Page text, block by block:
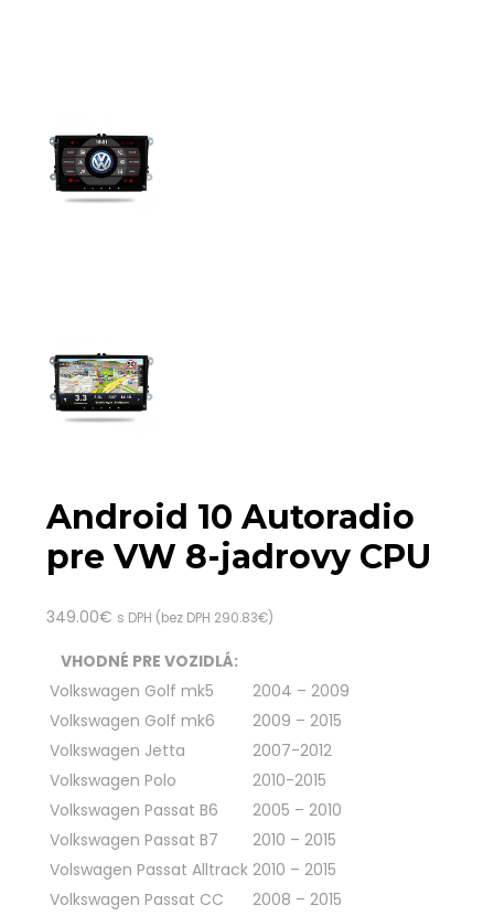
Android 10 Autoradio
pre VW 8-jadrovy CPU
349.00€ s DPH (bez DPH 290.83€)
VHODNÉ PRE VOZIDLÁ:
Volkswagen Golf mk5
2004 – 2009
Volkswagen Golf mk6
2009 – 2015
Volkswagen Jetta
2007-2012
Volkswagen Polo
2010-2015
Volkswagen Passat B6
2005 – 2010
Volkswagen Passat B7
2010 – 2015
Volswagen Passat Alltrack 2010 – 2015
Volkswagen Passat CC
2008 – 2015